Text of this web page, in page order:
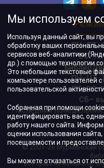
ПН–ПТ:
ВС:
ПН–ЧТ:
ПТ, ВС:
СБ–
Последний
© 2001-26 Мурманская
Все права на материалы,
Мы используем
Используя данный сайт, вы
обработку ваших
сервисов веб-аналитики
др.) с помощью технологии
Это небольшие текстовые
компьютере пользователей
пользовательской
Собранная при помощи
идентифицировать вас,
работу нашего сайта.
оценки использования
посещаемости и
Вы можете отказаться от